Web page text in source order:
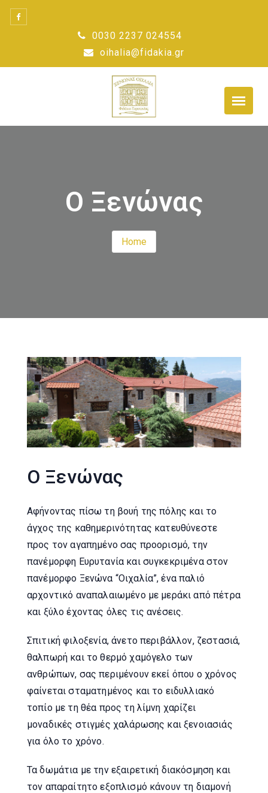
Skip
0030 2237 024554
oihalia@fidakia.gr
Ο Ξενώνας
Home
Ο Ξενώνας
Αφήνοντας πίσω τη βουή της πόλης και το
άγχος της καθημερινότητας κατευθύνεστε
προς τον αγαπημένο σας προορισμό, την
πανέμορφη Ευρυτανία και συγκεκριμένα στον
πανέμορφο Ξενώνα “Οιχαλία”, ένα παλιό
αρχοντικό αναπαλαιωμένο με μεράκι από πέτρα
και ξύλο έχοντας όλες τις ανέσεις.
Σπιτική φιλοξενία, άνετο περιβάλλον, ζεστασιά,
θαλπωρή και το θερμό χαμόγελο των
ανθρώπων, σας περιμένουν εκεί όπου ο χρόνος
φαίνεται σταματημένος και το ειδυλλιακό
τοπίο με τη θέα προς τη λίμνη χαρίζει
μοναδικές στιγμές χαλάρωσης και ξενοιασιάς
για όλο το χρόνο.
Τα δωμάτια με την εξαιρετική διακόσμηση και
τον απαραίτητο εξοπλισμό κάνουν τη διαμονή